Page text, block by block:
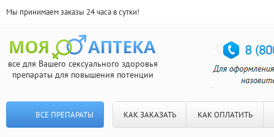
Мы принимаем заказы 24 часа в сутки!
все для Вашего сексуального здоровья
препараты для повышения потенции
ВСЕ ПРЕПАРАТЫ КАК ЗАКАЗАТЬ КАК ОПЛАТИТЬ